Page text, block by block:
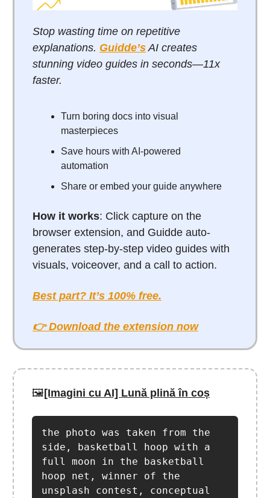
Stop wasting time on repetitive
explanations. Guidde’s AI creates
stunning video guides in seconds—11x
faster.
Turn boring docs into visual
masterpieces
Save hours with AI-powered
automation
Share or embed your guide anywhere
How it works: Click capture on the
browser extension, and Guidde auto-
generates step-by-step video guides with
visuals, voiceover, and a call to action.
Best part? It’s 100% free.
👉 Download the extension now
🖼️[Imagini cu AI] Lună plină în coș
the photo was taken from the
side, basketball hoop with a
full moon in the basketball
hoop net, winner of the
unsplash contest, conceptual